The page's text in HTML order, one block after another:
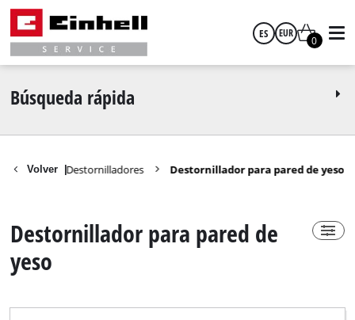
ES EUR
GBP
CZK
0
Power-X-Change
No
Taladro para paneles de yeso
Taladro para yeso a batería
Búsqueda rápida
Volver |Destornilladores Destornillador para pared de yeso
Destornillador para pared de
yeso